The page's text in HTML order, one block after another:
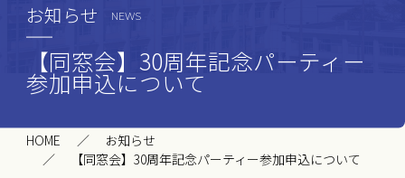
お知らせ NEWS
【同窓会】30周年記念パーティー
参加申込について
HOME
お知らせ
【同窓会】30周年記念パーティー参加申込について